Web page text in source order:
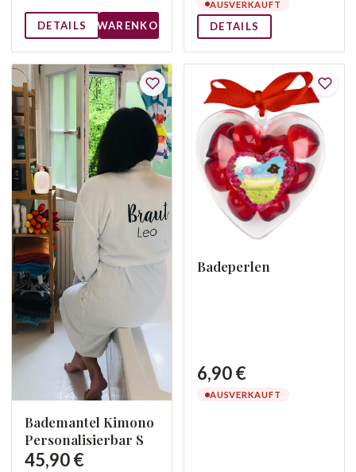
DETAILS WARENKORB
AUSVERKAUFT
DETAILS
Bademantel Kimono
Personalisierbar S
45,90 €
Badeperlen
6,90 €
AUSVERKAUFT